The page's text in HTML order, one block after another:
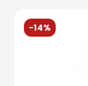
-14%